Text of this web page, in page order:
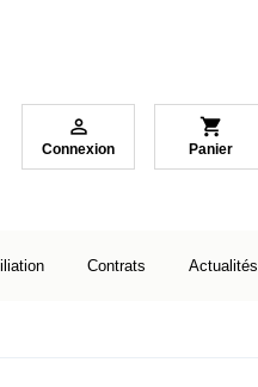

Connexion
shopping_cart
Panier
Contrats Actualités